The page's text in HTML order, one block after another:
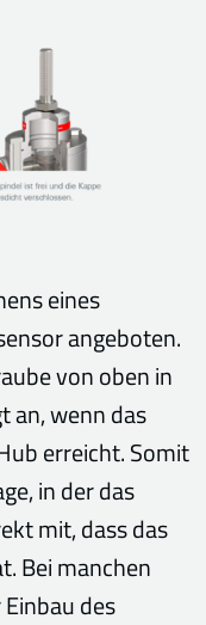
eines
angeboten.
von oben in
an, wenn das
erreicht. Somit
in der das
mit, dass das
Bei manchen
des